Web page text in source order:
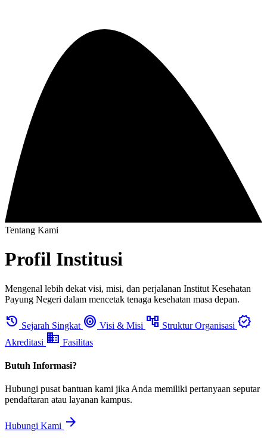
Tentang Kami
Profil Institusi
Mengenal lebih dekat visi, misi, dan perjalanan Institut Kesehatan
Payung Negeri dalam mencetak tenaga kesehatan masa depan.
history Sejarah Singkat target Visi & Misi account_tree Struktur Organisasi verified
Akreditasi domain Fasilitas
Butuh Informasi?
Hubungi pusat bantuan kami jika Anda memiliki pertanyaan seputar
pendaftaran atau layanan kampus.
Hubungi Kami arrow_forward